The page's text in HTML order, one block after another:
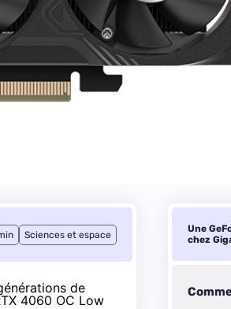
Sciences et espace
de
4060 OC Low
Une
chez